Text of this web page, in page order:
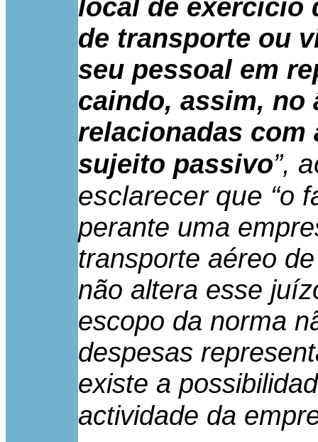
local de exercício
de transporte ou
seu pessoal em
caindo, assim, no
relacionadas com
sujeito passivo”,
esclarecer que “o
perante uma
transporte aéreo
não altera esse
escopo da norma
despesas
existe a
actividade da